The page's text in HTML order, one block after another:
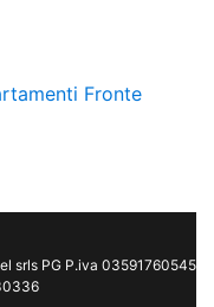
Fronte
Disclaimer